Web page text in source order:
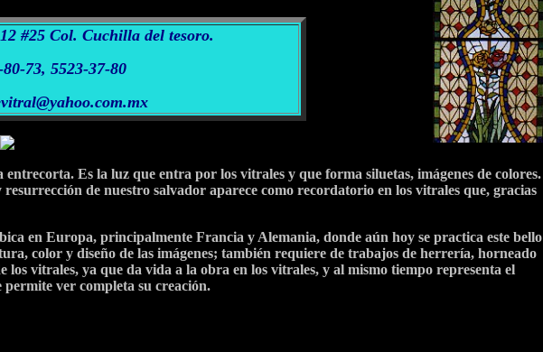
#25 Col. Cuchilla del tesoro.
73, 5523-37-80
Es la luz que entra por los vitrales y que forma siluetas, imágenes de colores.
de nuestro salvador aparece como recordatorio en los vitrales que, gracias
en Europa, principalmente Francia y Alemania, donde aún hoy se practica este bello
color y diseño de las imágenes; también requiere de trabajos de herrería, horneado
vitrales, ya que da vida a la obra en los vitrales, y al mismo tiempo representa el
ver completa su creación.